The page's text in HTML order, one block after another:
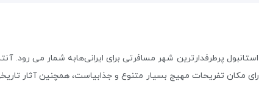
پرطرفدارترین شهر مسافرتی برای ایرانی‌هابه شمار می رود.
تفریحات مهیج بسیار متنوع و جذابیاست، همچنین آثار